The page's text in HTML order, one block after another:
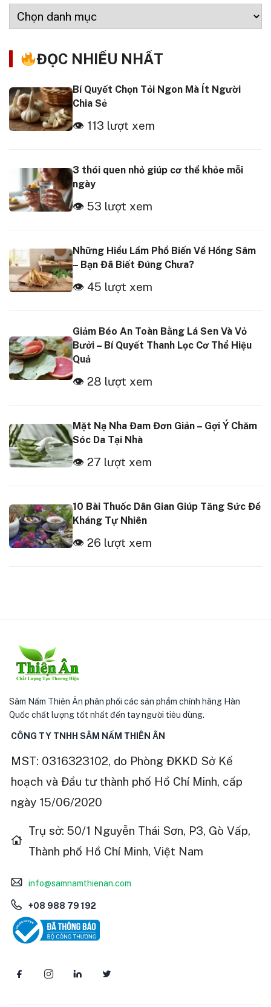
ĐỌC NHIỀU NHẤT
Bí Quyết Chọn Tỏi Ngon Mà Ít Người
Chia Sẻ
👁 113 lượt xem
3 thói quen nhỏ giúp cơ thể khỏe mỗi
ngày
👁 53 lượt xem
Những Hiểu Lầm Phổ Biến Về Hồng Sâm
– Bạn Đã Biết Đúng Chưa?
👁 45 lượt xem
Giảm Béo An Toàn Bằng Lá Sen Và Vỏ
Bưởi – Bí Quyết Thanh Lọc Cơ Thể Hiệu
Quả
👁 28 lượt xem
Mặt Nạ Nha Đam Đơn Giản – Gợi Ý Chăm
Sóc Da Tại Nhà
👁 27 lượt xem
10 Bài Thuốc Dân Gian Giúp Tăng Sức Đề
Kháng Tự Nhiên
👁 26 lượt xem
Sâm Nấm Thiên Ân phân phối các sản phẩm chính hãng Hàn
Quốc chất lượng tốt nhất đến tay người tiêu dùng.
CÔNG TY TNHH SÂM NẤM THIÊN ÂN
MST: 0316323102, do Phòng ĐKKD Sở Kế
hoạch và Đầu tư thành phố Hồ Chí Minh, cấp
ngày 15/06/2020
Trụ sở: 50/1 Nguyễn Thái Sơn, P3, Gò Vấp,
Thành phố Hồ Chí Minh, Việt Nam
info@samnamthienan.com
+08 988 79 192